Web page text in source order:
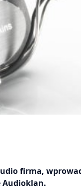
firma,
Audioklan.